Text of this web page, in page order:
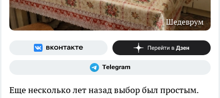
Шедеврум
Еще несколько лет назад выбор был простым.